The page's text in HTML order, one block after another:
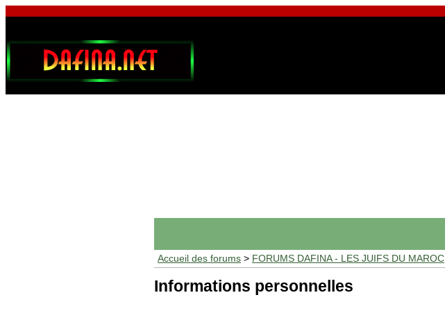
Accueil des forums > FORUMS DAFINA - LES JUIFS DU MAROC
Informations personnelles